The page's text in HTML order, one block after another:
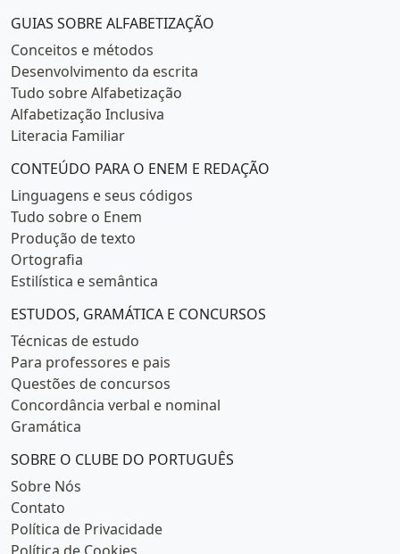
Categorias populares
GUIAS SOBRE ALFABETIZAÇÃO
Conceitos e métodos
Desenvolvimento da escrita
Tudo sobre Alfabetização
Alfabetização Inclusiva
Literacia Familiar
CONTEÚDO PARA O ENEM E REDAÇÃO
Linguagens e seus códigos
Tudo sobre o Enem
Produção de texto
Ortografia
Estilística e semântica
ESTUDOS, GRAMÁTICA E CONCURSOS
Técnicas de estudo
Para professores e pais
Questões de concursos
Concordância verbal e nominal
Gramática
SOBRE O CLUBE DO PORTUGUÊS
Sobre Nós
Contato
Política de Privacidade
Política de Cookies